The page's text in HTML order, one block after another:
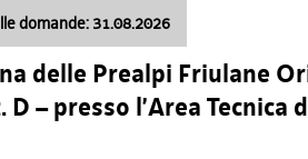
domande: 31.08.2026
delle Prealpi Friulane
– presso l’Area Tecnica